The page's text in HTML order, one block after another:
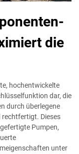
die
hochentwickelte
dar, die
durch überlegene
Dieses
Pumpen,
unter